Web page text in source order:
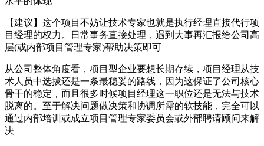
【建议】这个项目不妨让技术专家也就是执行经理直接代行项
目经理的权力。日常事务直接处理，遇到大事再汇报给公司高
层(或内部项目管理专家)帮助决策即可
从公司整体角度看，项目型企业要想长期存续，项目经理从技
术人员中选拔还是一条最稳妥的路线，因为这保证了公司核心
骨干的稳定，而且很多时候项目经理这一职位还是无法与技术
脱离的。至于解决问题做决策和协调所需的软技能，完全可以
通过内部培训或成立项目管理专家委员会或外部聘请顾问来解
决